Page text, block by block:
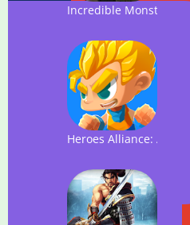
Incredible Monster
Heroes Alliance: